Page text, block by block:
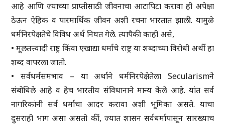
आहे आणि ज्याच्या प्राप्तीसाठी जीवनाचा आटापिटा करावा ही अपेक्षा
ठेऊन ऐहिक व पारमार्थिक जीवन अशी रचना भारतात झाली. यामुळे
धर्मनिरपेक्षतेचे विविध अर्थ निघत गेले. त्यापैकी काही असे,
• मूलतत्त्वादी राष्ट्र किंवा एखाद्या धर्माचे राष्ट्र या शब्दाच्या विरोधी अर्थी हा
शब्द वापरला जातो.
• सर्वधर्मसमभाव – या अर्थाने धर्मनिरपेक्षेतेला Secularismने
संबोधिले आहे व हेच भारतीय संविधानाने मान्य केले आहे. यांत सर्व
नागरिकांनी सर्व धर्माचा आदर करावा अशी भूमिका असते. याचा
दुसराही भाग असा असतो कीं, ज्यात शासन सर्वधर्मापासून सारख्याच